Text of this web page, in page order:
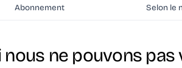
Abonnement Selon le
nous ne pouvons pas